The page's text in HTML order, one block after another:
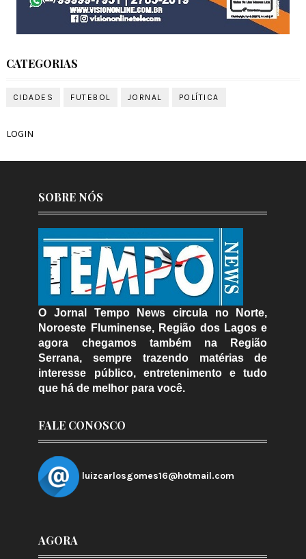
CATEGORIAS
CIDADES FUTEBOL JORNAL POLÍTICA
LOGIN
SOBRE NÓS
O Jornal Tempo News circula no Norte,
Noroeste Fluminense, Região dos Lagos e
agora chegamos também na Região
Serrana, sempre trazendo matérias de
interesse público, entretenimento e tudo
que há de melhor para você.
FALE CONOSCO
luizcarlosgomes16@hotmail.com
AGORA